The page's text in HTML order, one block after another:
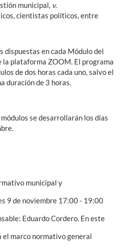
municipal, v.
cientistas políticos, entre
dispuestas en cada Módulo del
la plataforma ZOOM. El programa
de dos horas cada uno, salvo el
duración de 3 horas.
módulos se desarrollarán los días
municipal y
9 de noviembre 17:00 - 19:00
Eduardo Cordero. En este
el marco normativo general